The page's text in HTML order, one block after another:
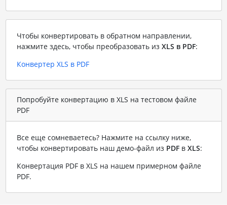
Чтобы конвертировать в обратном направлении,
нажмите здесь, чтобы преобразовать из XLS в PDF:
Конвертер XLS в PDF
Попробуйте конвертацию в XLS на тестовом файле
PDF
Все еще сомневаетесь? Нажмите на ссылку ниже,
чтобы конвертировать наш демо-файл из PDFв XLS:
Конвертация PDF в XLS на нашем примерном файле
PDF.